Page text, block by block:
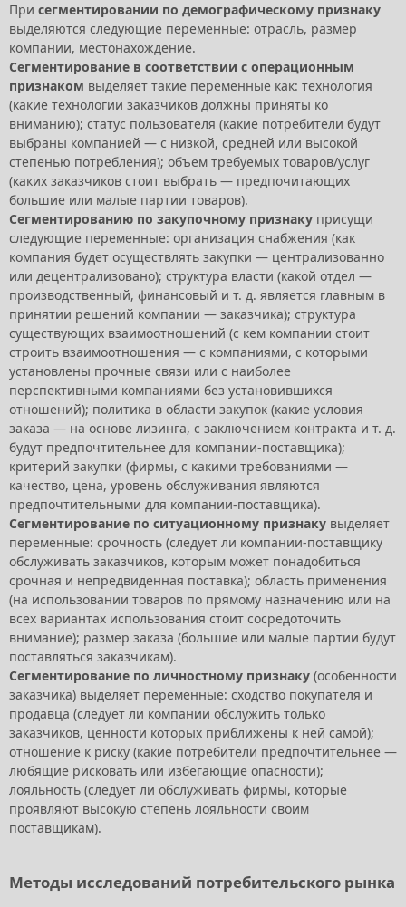
При сегментировании по демографическому признаку
выделяются следующие переменные: отрасль, размер
компании, местонахождение.
Сегментирование в соответствии с операционным
признаком выделяет такие переменные как: технология
(какие технологии заказчиков должны приняты ко
вниманию); статус пользователя (какие потребители будут
выбраны компанией — с низкой, средней или высокой
степенью потребления); объем требуемых товаров/услуг
(каких заказчиков стоит выбрать — предпочитающих
большие или малые партии товаров).
Сегментированию по закупочному признаку присущи
следующие переменные: организация снабжения (как
компания будет осуществлять закупки — централизованно
или децентрализовано); структура власти (какой отдел —
производственный, финансовый и т. д. является главным в
принятии решений компании — заказчика); структура
существующих взаимоотношений (с кем компании стоит
строить взаимоотношения — с компаниями, с которыми
установлены прочные связи или с наиболее
перспективными компаниями без установившихся
отношений); политика в области закупок (какие условия
заказа — на основе лизинга, с заключением контракта и т. д.
будут предпочтительнее для компании-поставщика);
критерий закупки (фирмы, с какими требованиями —
качество, цена, уровень обслуживания являются
предпочтительными для компании-поставщика).
Сегментирование по ситуационному признаку выделяет
переменные: срочность (следует ли компании-поставщику
обслуживать заказчиков, которым может понадобиться
срочная и непредвиденная поставка); область применения
(на использовании товаров по прямому назначению или на
всех вариантах использования стоит сосредоточить
внимание); размер заказа (большие или малые партии будут
поставляться заказчикам).
Сегментирование по личностному признаку (особенности
заказчика) выделяет переменные: сходство покупателя и
продавца (следует ли компании обслужить только
заказчиков, ценности которых приближены к ней самой);
отношение к риску (какие потребители предпочтительнее —
любящие рисковать или избегающие опасности);
лояльность (следует ли обслуживать фирмы, которые
проявляют высокую степень лояльности своим
поставщикам).
Методы исследований потребительского рынка